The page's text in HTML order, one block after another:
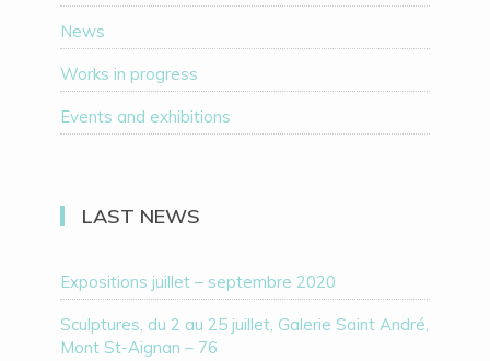
News
Works in progress
Events and exhibitions
LAST NEWS
Expositions juillet – septembre 2020
Sculptures, du 2 au 25 juillet, Galerie Saint André,
Mont St-Aignan – 76